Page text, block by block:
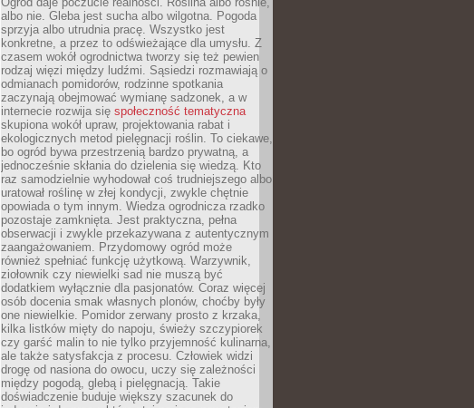
albo nie. Gleba jest sucha albo wilgotna. Pogoda
sprzyja albo utrudnia pracę. Wszystko jest
konkretne, a przez to odświeżające dla umysłu. Z
czasem wokół ogrodnictwa tworzy się też pewien
rodzaj więzi między ludźmi. Sąsiedzi rozmawiają o
odmianach pomidorów, rodzinne spotkania
zaczynają obejmować wymianę sadzonek, a w
internecie rozwija się społeczność tematyczna
skupiona wokół upraw, projektowania rabat i
ekologicznych metod pielęgnacji roślin. To ciekawe,
bo ogród bywa przestrzenią bardzo prywatną, a
jednocześnie skłania do dzielenia się wiedzą. Kto
raz samodzielnie wyhodował coś trudniejszego albo
uratował roślinę w złej kondycji, zwykle chętnie
opowiada o tym innym. Wiedza ogrodnicza rzadko
pozostaje zamknięta. Jest praktyczna, pełna
obserwacji i zwykle przekazywana z autentycznym
zaangażowaniem. Przydomowy ogród może
również spełniać funkcję użytkową. Warzywnik,
ziołownik czy niewielki sad nie muszą być
dodatkiem wyłącznie dla pasjonatów. Coraz więcej
osób docenia smak własnych plonów, choćby były
one niewielkie. Pomidor zerwany prosto z krzaka,
kilka listków mięty do napoju, świeży szczypiorek
czy garść malin to nie tylko przyjemność kulinarna,
ale także satysfakcja z procesu. Człowiek widzi
drogę od nasiona do owocu, uczy się zależności
między pogodą, glebą i pielęgnacją. Takie
doświadczenie buduje większy szacunek do